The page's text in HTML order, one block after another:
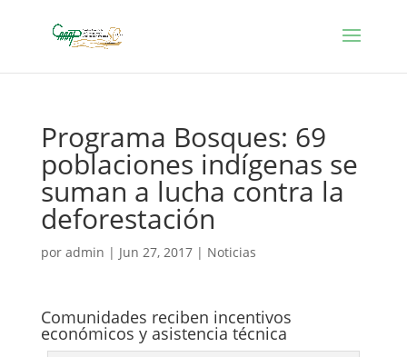
Programa Bosques: 69
poblaciones indígenas se
suman a lucha contra la
deforestación
por admin | Jun 27, 2017| Noticias
Comunidades reciben incentivos
económicos y asistencia técnica